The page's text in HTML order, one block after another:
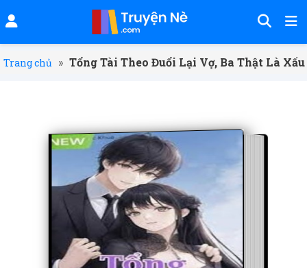
Trang chủ » Tổng Tài Theo Đuổi Lại Vợ, Ba Thật Là